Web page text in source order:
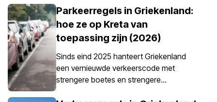
wordt gemaakt met een huurauto. Het is
echter belangrijk om te weten dat een
autoverzekering in Griekenland niet
alleen een optie is; het is verplicht voor
alle huurauto’s.
Parkeerregels in Griekenland:
hoe ze op Kreta van
toepassing zijn (2026)
Sinds eind 2025 hanteert Griekenland
een vernieuwde verkeerscode met
strengere boetes en strengere